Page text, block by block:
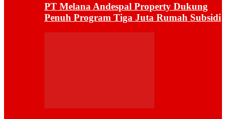
PT Melana Andespal Property Dukung
Penuh Program Tiga Juta Rumah Subsidi